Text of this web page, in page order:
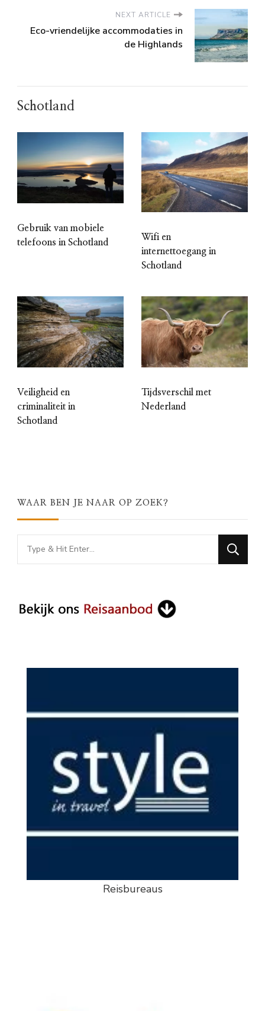
NEXT ARTICLE
Eco-vriendelijke accommodaties in
de Highlands
Schotland
Gebruik van mobiele
telefoons in Schotland
Wifi en
internettoegang in
Schotland
Veiligheid en
criminaliteit in
Schotland
Tijdsverschil met
Nederland
WAAR BEN JE NAAR OP ZOEK?
Looking
for
Reisbureaus